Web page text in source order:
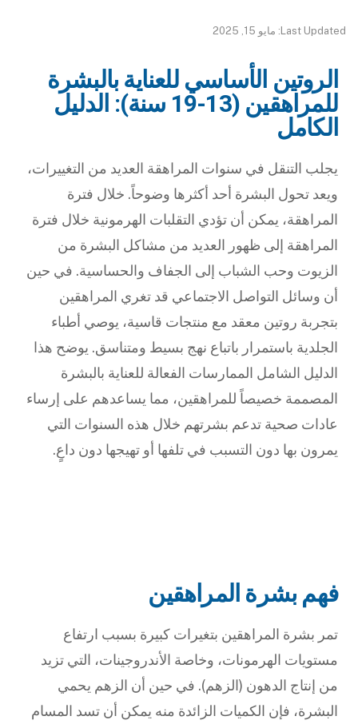
Last Updated: مايو 15, 2025
الروتين الأساسي للعناية بالبشرة
للمراهقين (13-19 سنة): الدليل
الكامل
يجلب التنقل في سنوات المراهقة العديد من التغييرات،
ويعد تحول البشرة أحد أكثرها وضوحاً. خلال فترة
المراهقة، يمكن أن تؤدي التقلبات الهرمونية خلال فترة
المراهقة إلى ظهور العديد من مشاكل البشرة من
الزيوت وحب الشباب إلى الجفاف والحساسية. في حين
أن وسائل التواصل الاجتماعي قد تغري المراهقين
بتجربة روتين معقد مع منتجات قاسية، يوصي أطباء
الجلدية باستمرار باتباع نهج بسيط ومتناسق. يوضح هذا
الدليل الشامل الممارسات الفعالة للعناية بالبشرة
المصممة خصيصاً للمراهقين، مما يساعدهم على إرساء
عادات صحية تدعم بشرتهم خلال هذه السنوات التي
يمرون بها دون التسبب في تلفها أو تهيجها دون داعٍ.
فهم بشرة المراهقين
تمر بشرة المراهقين بتغيرات كبيرة بسبب ارتفاع
مستويات الهرمونات، وخاصة الأندروجينات، التي تزيد
من إنتاج الدهون (الزهم). في حين أن الزهم يحمي
البشرة، فإن الكميات الزائدة منه يمكن أن تسد المسام